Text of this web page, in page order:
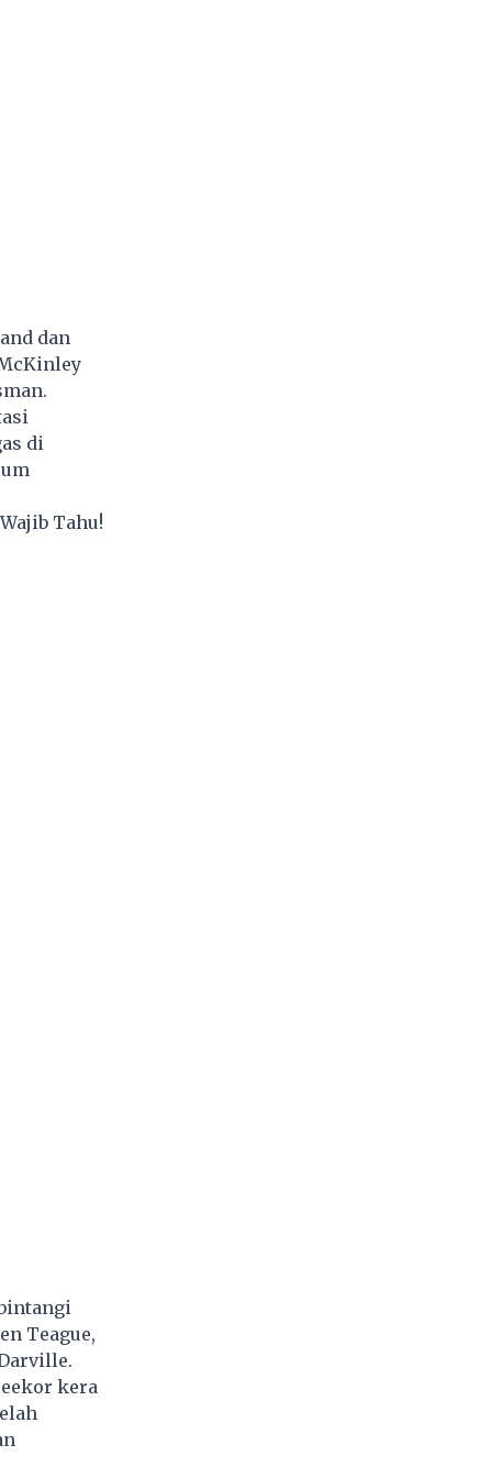
dan
di
Tahu!
Teague,
kera